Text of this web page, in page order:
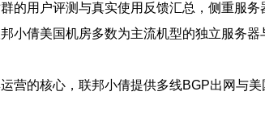
的用户评测与真实使用反馈汇总，侧重服
小倩美国机房多数为主流机型的独立服务
营的核心，联邦小倩提供多线BGP出网与